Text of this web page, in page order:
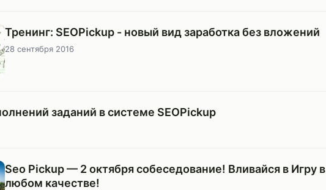
Тренинг: SEOPickup - новый вид заработка без вложений
28 сентября 2016
заданий в системе SEOPickup
Seo Pickup — 2 октября собеседование! Вливайся в Игру в
любом качестве!